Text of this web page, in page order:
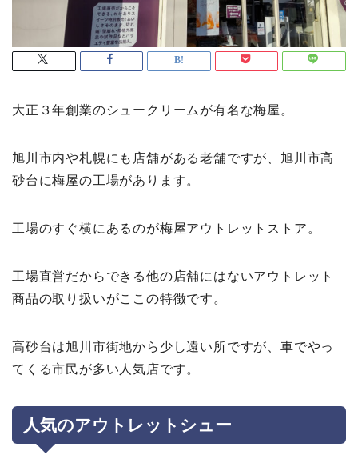
大正３年創業のシュークリームが有名な梅屋。
旭川市内や札幌にも店舗がある老舗ですが、旭川市高
砂台に梅屋の工場があります。
工場のすぐ横にあるのが梅屋アウトレットストア。
工場直営だからできる他の店舗にはないアウトレット
商品の取り扱いがここの特徴です。
高砂台は旭川市街地から少し遠い所ですが、車でやっ
てくる市民が多い人気店です。
人気のアウトレットシュー